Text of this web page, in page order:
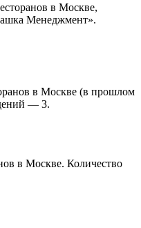
в Москве,
Менеджмент».
в Москве (в прошлом
— 3.
в Москве. Количество